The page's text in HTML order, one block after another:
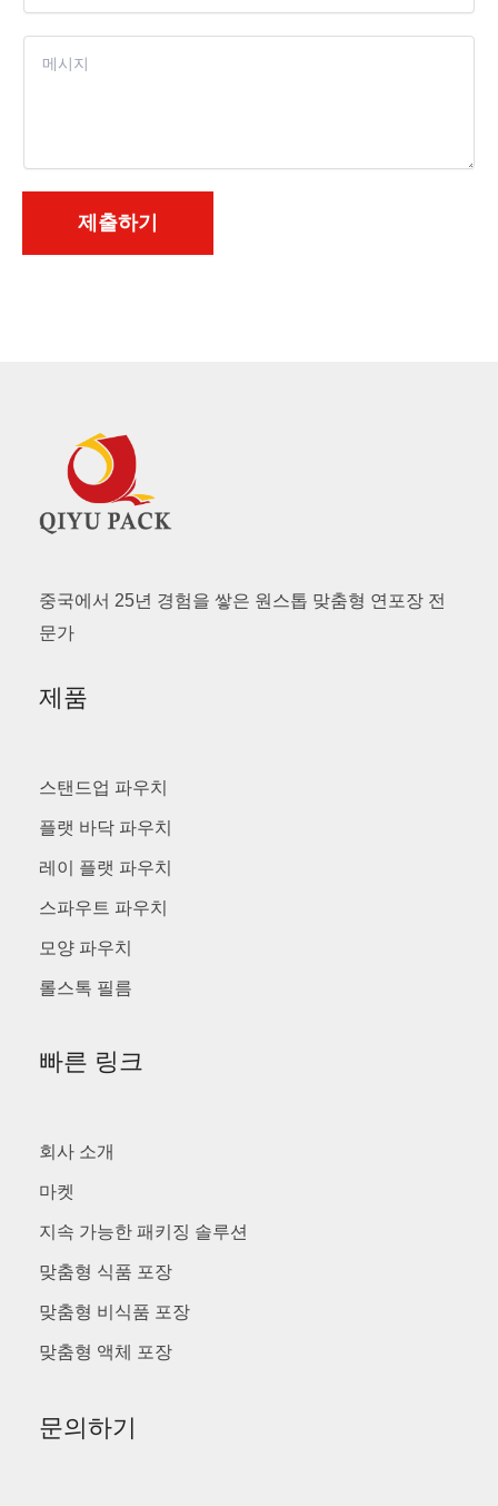
사
제출하기
중국에서 25년 경험을 쌓은 원스톱 맞춤형 연포장 전
문가
제품
스탠드업 파우치
플랫 바닥 파우치
레이 플랫 파우치
스파우트 파우치
모양 파우치
롤스톡 필름
빠른 링크
회사 소개
마켓
지속 가능한 패키징 솔루션
맞춤형 식품 포장
맞춤형 비식품 포장
맞춤형 액체 포장
문의하기